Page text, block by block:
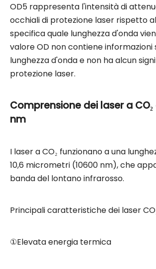
OD5 rappresenta l'intensità di
occhiali di protezione laser rispetto
specifica quale lunghezza d'onda
valore OD non contiene informazioni
lunghezza d'onda e non ha alcun
protezione laser.
Comprensione dei laser a CO₂
nm
I laser a CO₂ funzionano a una
10,6 micrometri (10600 nm), che
banda del lontano infrarosso.
Principali caratteristiche dei laser
①Elevata energia termica